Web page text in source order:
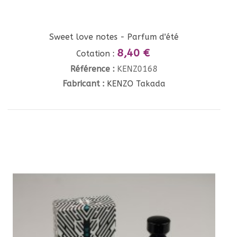
Sweet love notes - Parfum d'été
Cotation : 8,40 €
Référence : KENZ0168
Fabricant : KENZO Takada